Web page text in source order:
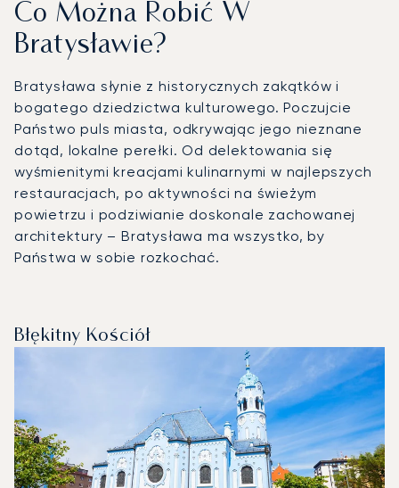
Co Można Robić W
Bratysławie?
Bratysława słynie z historycznych zakątków i
bogatego dziedzictwa kulturowego. Poczujcie
Państwo puls miasta, odkrywając jego nieznane
dotąd, lokalne perełki. Od delektowania się
wyśmienitymi kreacjami kulinarnymi w najlepszych
restauracjach, po aktywności na świeżym
powietrzu i podziwianie doskonale zachowanej
architektury – Bratysława ma wszystko, by
Państwa w sobie rozkochać.
Błękitny Kościół